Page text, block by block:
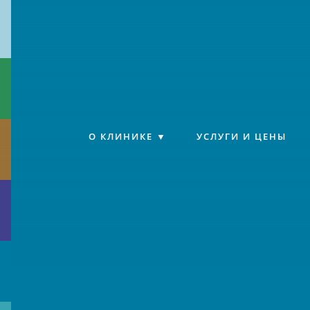
О КЛИНИКЕ УСЛУГИ И ЦЕНЫ